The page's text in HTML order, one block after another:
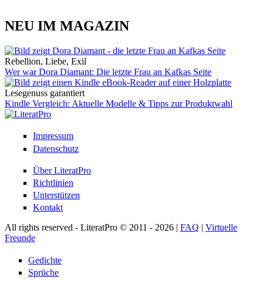
NEU IM MAGAZIN
Rebellion, Liebe, Exil
Wer war Dora Diamant: Die letzte Frau an Kafkas Seite
Lesegenuss garantiert
Kindle Vergleich: Aktuelle Modelle & Tipps zur Produktwahl
Impressum
Datenschutz
Über LiteratPro
Richtlinien
Unterstützen
Kontakt
All rights reserved - LiteratPro © 2011 - 2026 | FAQ | Virtuelle
Freunde
Gedichte
Sprüche